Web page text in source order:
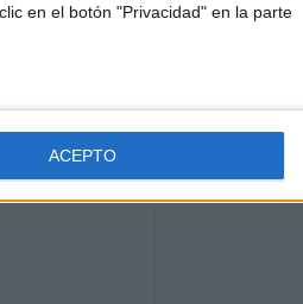
en el botón "Privacidad" en la parte
ACEPTO